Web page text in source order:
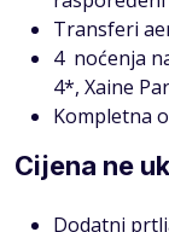
Transferi
4 noćenja
4*, Xaine
Kompletna
Cijena ne
Dodatni